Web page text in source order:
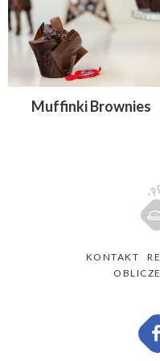
Muffinki Brownies
KONTAKT